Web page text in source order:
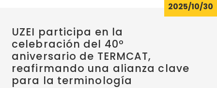
UZEI participa en la
celebración del 40º
aniversario de TERMCAT,
reafirmando una alianza clave
para la terminología
2025/10/30